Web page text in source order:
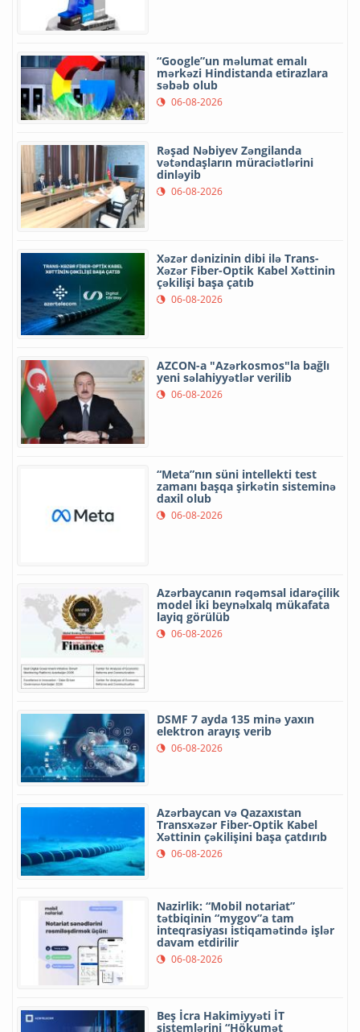
“Google”un məlumat emalı
mərkəzi Hindistanda etirazlara
səbəb olub
06-08-2026
Rəşad Nəbiyev Zəngilanda
vətəndaşların müraciətlərini
dinləyib
06-08-2026
Xəzər dənizinin dibi ilə Trans-
Xəzər Fiber-Optik Kabel Xəttinin
çəkilişi başa çatıb
06-08-2026
AZCON-a "Azərkosmos"la bağlı
yeni səlahiyyətlər verilib
06-08-2026
“Meta”nın süni intellekti test
zamanı başqa şirkətin sisteminə
daxil olub
06-08-2026
Azərbaycanın rəqəmsal idarəçilik
model iki beynəlxalq mükafata
layiq görülüb
06-08-2026
DSMF 7 ayda 135 minə yaxın
elektron arayış verib
06-08-2026
Azərbaycan və Qazaxıstan
Transxəzər Fiber-Optik Kabel
Xəttinin çəkilişini başa çatdırıb
06-08-2026
Nazirlik: “Mobil notariat”
tətbiqinin “mygov”a tam
inteqrasiyası istiqamətində işlər
davam etdirilir
06-08-2026
Beş İcra Hakimiyyəti İT
sistemlərini “Hökumət